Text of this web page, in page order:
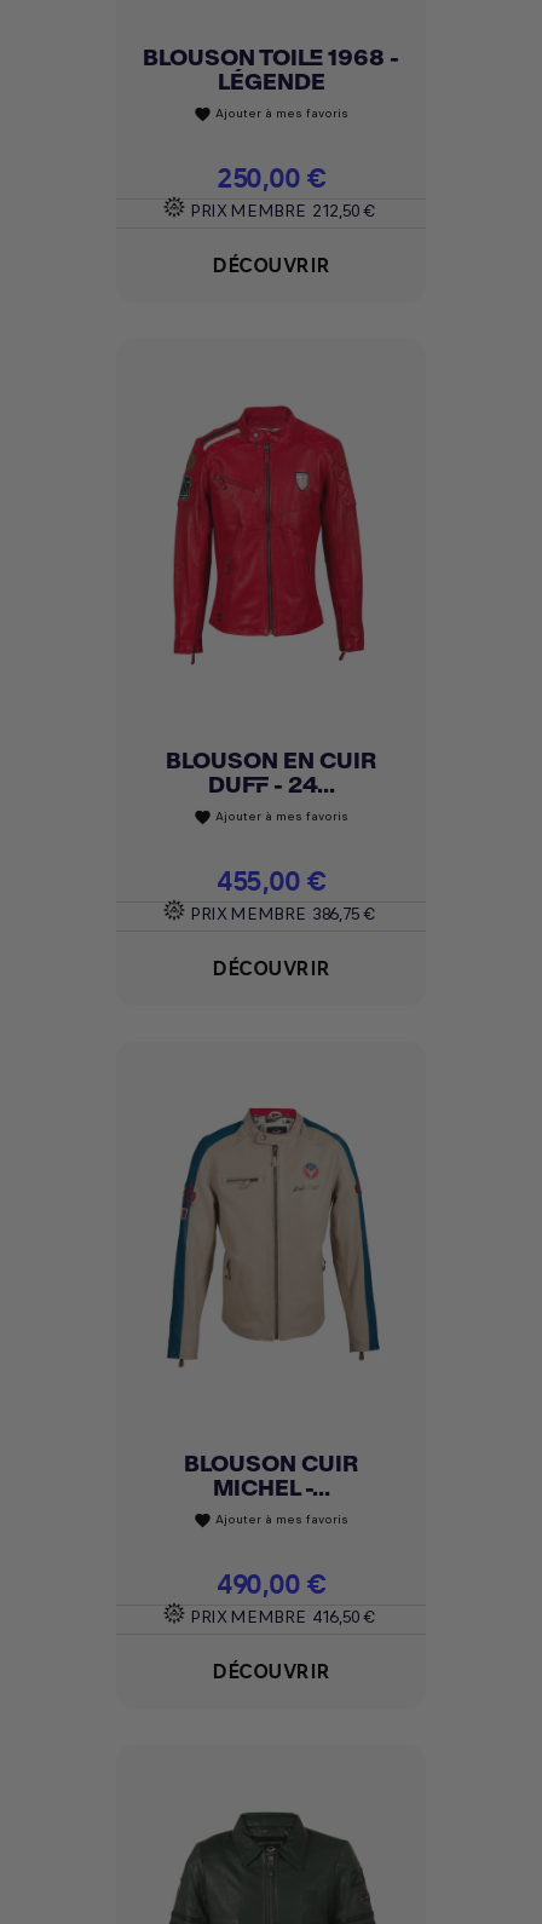
BLOUSON TOILE 1968 -
LÉGENDE
favorite Ajouter à mes favoris
Prix
250,00 €
PRIX MEMBRE 212,50 €
DÉCOUVRIR
BLOUSON EN CUIR
DUFF - 24...
favorite Ajouter à mes favoris
Prix
455,00 €
PRIX MEMBRE 386,75 €
DÉCOUVRIR
BLOUSON CUIR
MICHEL -...
favorite Ajouter à mes favoris
Prix
490,00 €
PRIX MEMBRE 416,50 €
DÉCOUVRIR